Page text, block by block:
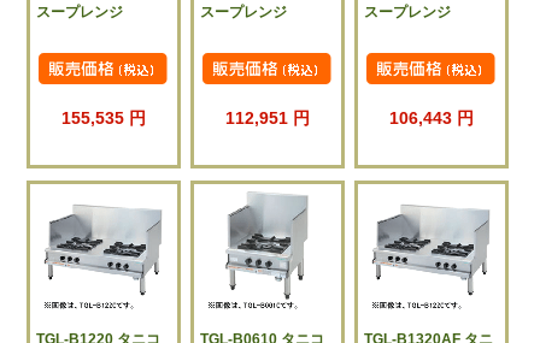
スープレンジ
155,535 円
スープレンジ
112,951 円
スープレンジ
106,443 円
TGL-B1220 タニコ
TGL-B0610 タニコ
TGL-B1320AF タニ